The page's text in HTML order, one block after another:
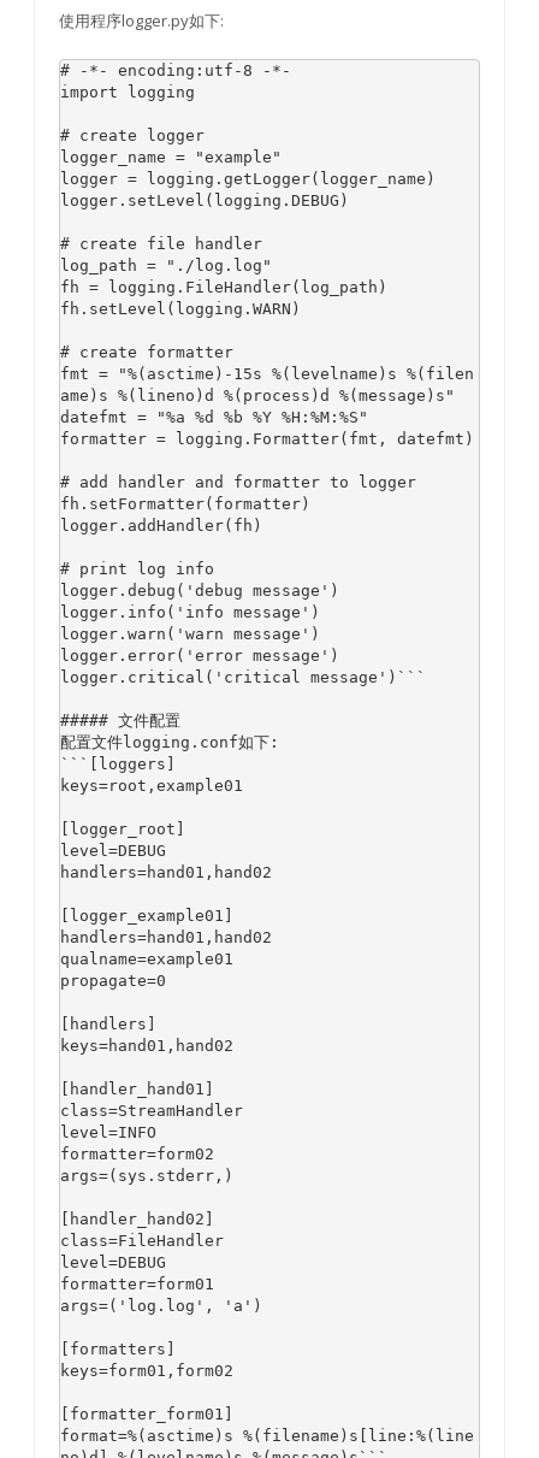
使用程序logger.py如下:
# -*- encoding:utf-8 -*-
import logging
# create logger
logger_name =
"example"
logger = logging.getLogger(logger_name)
logger.setLevel(logging.DEBUG)
# create file handler
log_path =
"./log.log"
fh = logging.FileHandler(log_path)
fh.setLevel(logging.WARN)
# create formatter
fmt =
"%(asctime)-15s %(levelname)s %(filen
ame)s %(lineno)d %(process)d %(message)s"
datefmt =
"%a %d %b %Y %H:%M:%S"
formatter = logging.Formatter(fmt, datefmt)
# add handler and formatter to logger
fh.setFormatter(formatter)
logger.addHandler(fh)
# print log info
logger.debug( 'debug message' )
logger.info( 'info message' )
logger.warn( 'warn message' )
logger.error( 'error message' )
logger.critical( 'critical message' )```
##### 文件配置
配置文件logging.conf如下:
```[loggers]
keys=root,example01
[logger_root]
level=DEBUG
handlers=hand01,hand02
[logger_example01]
handlers=hand01,hand02
qualname=example01
propagate=0
[handlers]
keys=hand01,hand02
[handler_hand01]
class=StreamHandler
level=INFO
formatter=form02
args=(sys.stderr,)
[handler_hand02]
class=FileHandler
level=DEBUG
formatter=form01
args=( 'log.log' , 'a' )
[formatters]
keys=form01,form02
[formatter_form01]
format=%(asctime)s %(filename)s[line:%(line